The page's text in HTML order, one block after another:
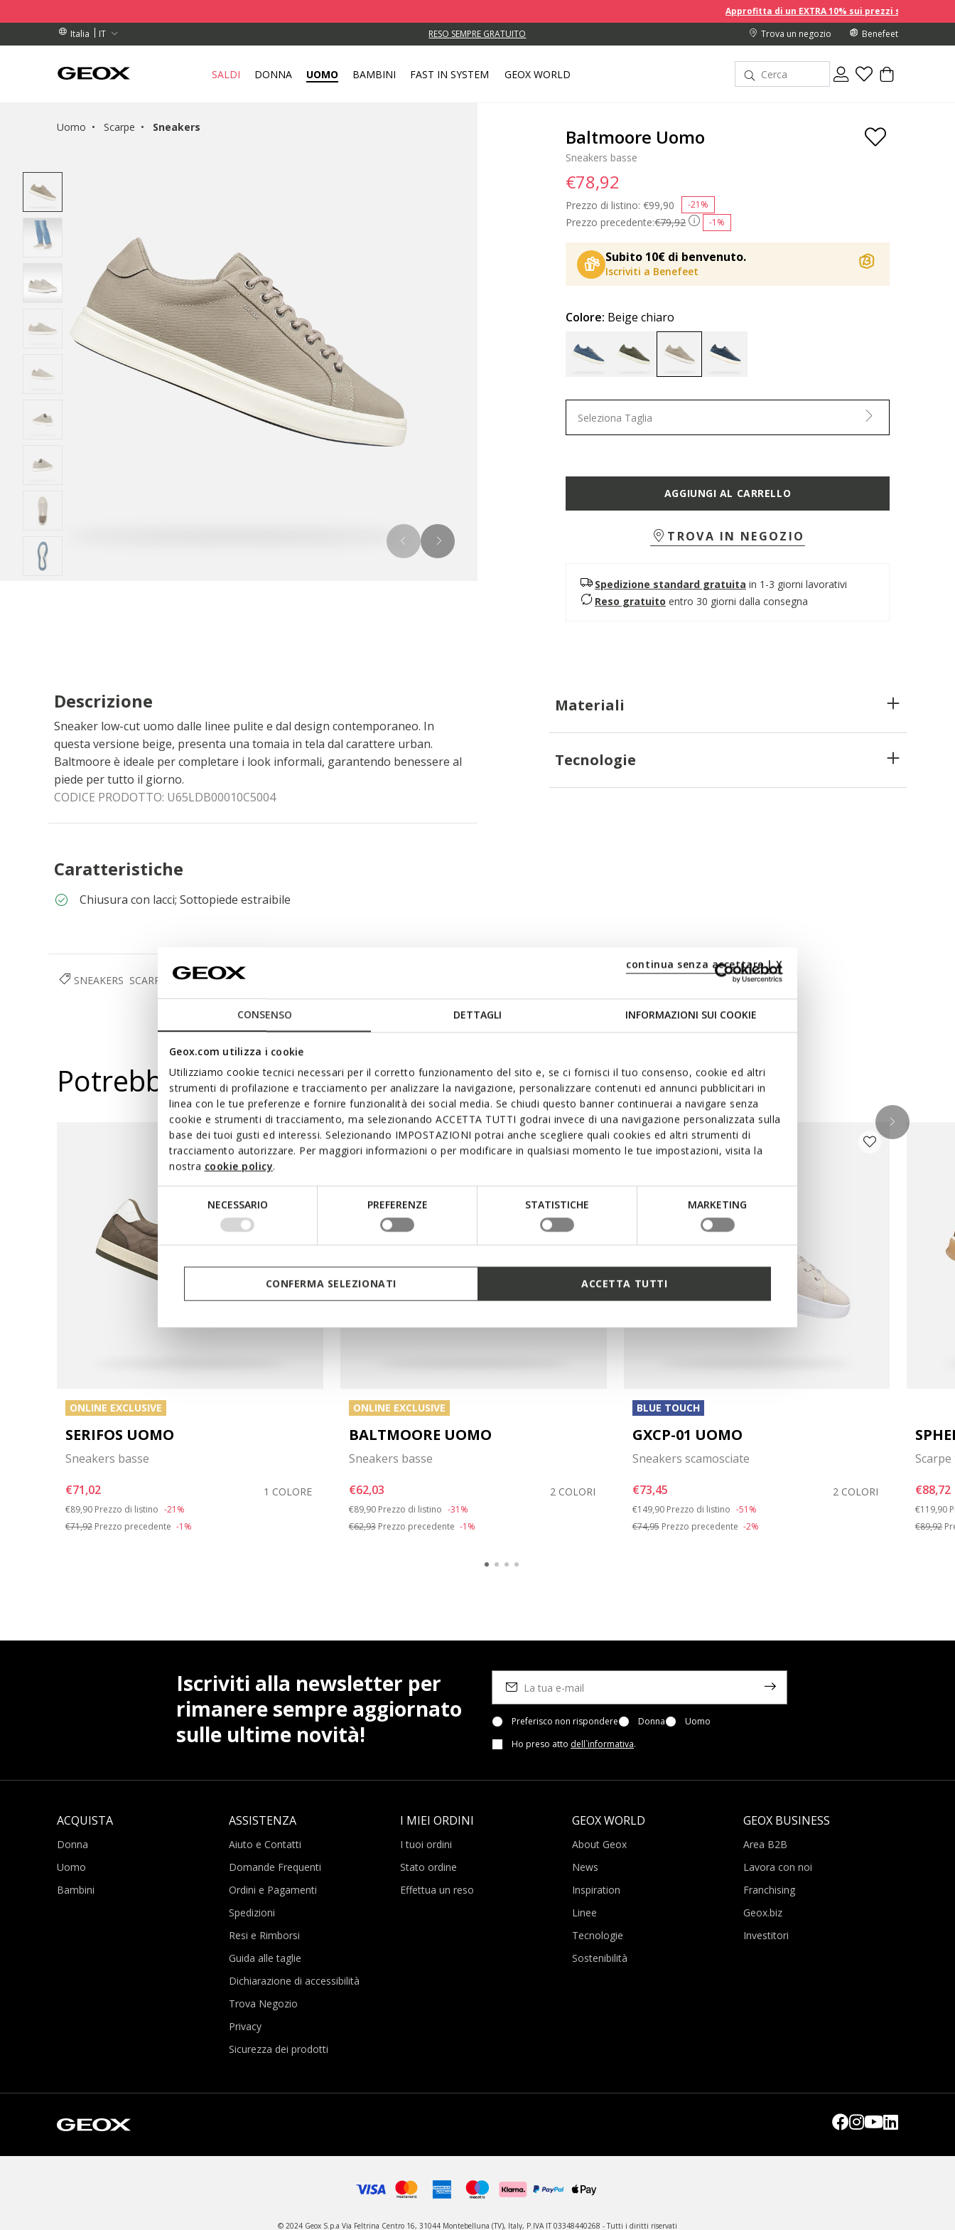
CONSENSO DETTAGLI INFORMAZIONI SUI COOKIE
Geox.com utilizza i cookie
Utilizziamo cookie tecnici necessari per il corretto funzionamento del sito e, se ci fornisci il tuo consenso, cookie ed altri
strumenti di profilazione e tracciamento per analizzare la navigazione, personalizzare contenuti ed annunci pubblicitari in
linea con le tue preferenze e fornire funzionalità dei social media. Se chiudi questo banner continuerai a navigare senza
cookie e strumenti di tracciamento, ma selezionando ACCETTA TUTTI godrai invece di una navigazione personalizzata sulla
base dei tuoi gusti ed interessi. Selezionando IMPOSTAZIONI potrai anche scegliere quali cookies ed altri strumenti di
tracciamento autorizzare. Per maggiori informazioni o per modificare in qualsiasi momento le tue impostazioni, visita la
nostra cookie policy.
consenso
NECESSARIO PREFERENZE STATISTICHE MARKETING
continua senza accettare | X
CONFERMA SELEZIONATI ACCETTA TUTTI
Approfitta di un EXTRA 10% sui prezzi scontati acquistando
Italia
IT
SUPERIORI A 99,00 € RESO SEMPRE GRATUITO
RITIRO VICINO A TE.
SUPERIORI A 99,00 € Trova un negozio Benefeet
SALDI DONNA UOMO BAMBINI FAST IN SYSTEM GEOX WORLD
Uomo Scarpe Sneakers Baltmoore Uomo
Sneakers basse
Prezzo precedente:€79,92 -1%
Prezzo di listino: Price reduced from
€99,90 -21%
€78,92
Subito 10€ di benvenuto.
Iscriviti a Benefeet
Colore: Beige chiaro
Seleziona Taglia
AGGIUNGI AL CARRELLO
TROVA IN NEGOZIO
Spedizione standard gratuita in 1-3 giorni lavorativi
Reso gratuito entro 30 giorni dalla consegna
Descrizione
Sneaker low-cut uomo dalle linee pulite e dal design contemporaneo. In
questa versione beige, presenta una tomaia in tela dal carattere urban.
Baltmoore è ideale per completare i look informali, garantendo benessere al
piede per tutto il giorno.
CODICE PRODOTTO: U65LDB00010C5004
Caratteristiche
Chiusura con lacci; Sottopiede estraibile
Materiali
Tecnologie
SNEAKERS SCARPE UOMO
Potrebbe piacerti anche
ONLINE EXCLUSIVE
SERIFOS UOMO
Sneakers basse
€71,02
1 COLORE
Price reduced from
€89,90 to
Prezzo di listino -21%
€71,92 Prezzo precedente -1%
ONLINE EXCLUSIVE
BALTMOORE UOMO
Sneakers basse
€62,03
2 COLORI
Price reduced from
€89,90 to
Prezzo di listino -31%
€62,93Prezzo precedente -1%
BLUE TOUCH
GXCP-01 UOMO
Sneakers scamosciate
€73,45
2 COLORI
Price reduced from
€149,90 to
Prezzo di listino -51%
€74,95Prezzo precedente -2%
€88,72
Price
€119,90
€89,92
Iscriviti alla newsletter per
rimanere sempre aggiornato
sulle ultime novità!
Preferisco non rispondere Donna
Uomo
Ho preso atto dell`informativa.
ACQUISTA
Donna
Uomo
Bambini
ASSISTENZA
Aiuto e Contatti
Domande Frequenti
Ordini e Pagamenti
Spedizioni
Resi e Rimborsi
Guida alle taglie
Dichiarazione di accessibilità
Trova Negozio
Privacy
Sicurezza dei prodotti
I MIEI ORDINI
I tuoi ordini
Stato ordine
Effettua un reso
GEOX WORLD
About Geox
News
Inspiration
Linee
Tecnologie
Sostenibilità
GEOX BUSINESS
Area B2B
Lavora con noi
Franchising
Geox.biz
Investitori
© 2024 Geox S.p.a Via Feltrina Centro 16, 31044 Montebelluna (TV), Italy, P.IVA IT 03348440268 - Tutti i diritti riservati